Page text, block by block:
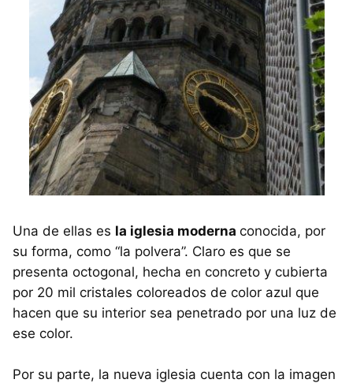
Una de ellas es la iglesia moderna conocida, por
su forma, como “la polvera”. Claro es que se
presenta octogonal, hecha en concreto y cubierta
por 20 mil cristales coloreados de color azul que
hacen que su interior sea penetrado por una luz de
ese color.
Por su parte, la nueva iglesia cuenta con la imagen